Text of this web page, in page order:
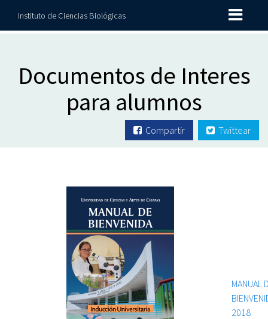
Instituto de Ciencias Biológicas
Documentos de Interes
para alumnos
Compartir Twittear
MANUAL
2018